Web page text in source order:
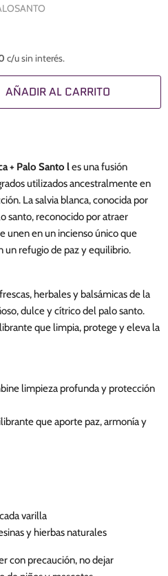
c/u sin interés.
AÑADIR AL CARRITO
+ Palo Santo les una fusión
utilizados ancestralmente en
La salvia blanca, conocida por
santo, reconocido por atraer
unen en un incienso único que
un refugio de paz y equilibrio.
herbales y balsámicas de la
dulce y cítrico del palo santo.
que limpia, protege y eleva la
limpieza profunda y protección
que aporte paz, armonía y
varilla
y hierbas naturales
con precaución, no dejar